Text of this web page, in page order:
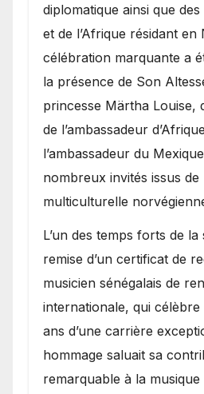
diplomatique ainsi que
et de l’Afrique résidant en
célébration marquante a
la présence de Son
princesse Märtha Louise,
de l’ambassadeur
l’ambassadeur du
nombreux invités issus
multiculturelle
​L’un des temps forts de
remise d’un certificat de
musicien sénégalais de
internationale, qui célèbre
ans d’une carrière
hommage saluait sa
remarquable à la